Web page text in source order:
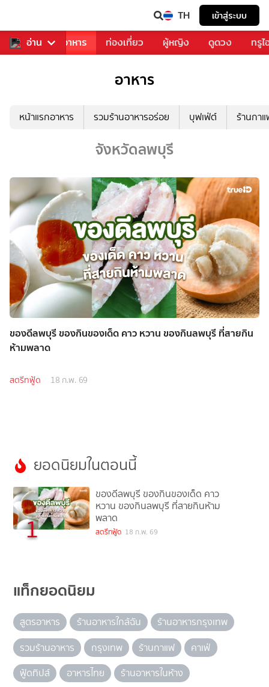
TH เข้าสู่ระบบ
อ่าน
การเพลง อาหาร ท่องเที่ยว ผู้หญิง ดูดวง ทรู
อาหาร
หน้าแรกอาหาร รวมร้านอาหารอร่อย บุฟเฟ่ต์ ร้านกา
จังหวัดลพบุรี
ของดีลพบุรี ของกินของเด็ด คาว หวาน ของกินลพบุรี ที่สายกิน
ห้ามพลาด
สตรีทฟู้ด 18 ก.พ. 69
ยอดนิยมในตอนนี้
1
ของดีลพบุรี ของกินของเด็ด คาว
หวาน ของกินลพบุรี ที่สายกินห้าม
พลาด
สตรีทฟู้ด 18 ก.พ. 69
แท็กยอดนิยม
สูตรอาหาร ร้านอาหารใกล้ฉัน
ร้านอาหารกรุงเทพ
รวมร้านอาหาร
กรุงเทพ ร้านกาแฟ
คาเฟ่
ฟู้ดทิปส์
อาหารไทย ร้านอาหารในห้าง